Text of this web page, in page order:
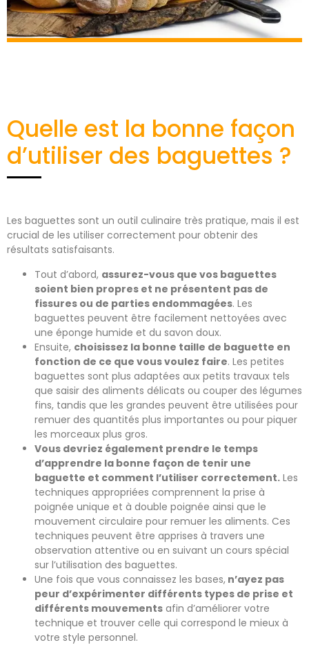
Quelle est la bonne façon
d’utiliser des baguettes ?
Les baguettes sont un outil culinaire très pratique, mais il est
crucial de les utiliser correctement pour obtenir des
résultats satisfaisants.
Tout d’abord, assurez-vous que vos baguettes
soient bien propres et ne présentent pas de
fissures ou de parties endommagées. Les
baguettes peuvent être facilement nettoyées avec
une éponge humide et du savon doux.
Ensuite, choisissez la bonne taille de baguette en
fonction de ce que vous voulez faire. Les petites
baguettes sont plus adaptées aux petits travaux tels
que saisir des aliments délicats ou couper des légumes
fins, tandis que les grandes peuvent être utilisées pour
remuer des quantités plus importantes ou pour piquer
les morceaux plus gros.
Vous devriez également prendre le temps
d’apprendre la bonne façon de tenir une
baguette et comment l’utiliser correctement. Les
techniques appropriées comprennent la prise à
poignée unique et à double poignée ainsi que le
mouvement circulaire pour remuer les aliments. Ces
techniques peuvent être apprises à travers une
observation attentive ou en suivant un cours spécial
sur l’utilisation des baguettes.
Une fois que vous connaissez les bases, n’ayez pas
peur d’expérimenter différents types de prise et
différents mouvements afin d’améliorer votre
technique et trouver celle qui correspond le mieux à
votre style personnel.